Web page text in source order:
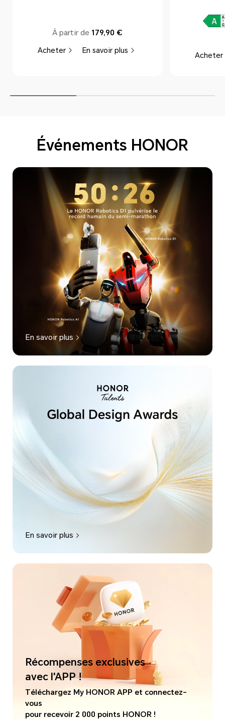
À partir de 179,90 €
Acheter En savoir plus
Acheter
Événements HONOR
En savoir plus
En savoir plus
Récompenses exclusives
avec l'APP !
Téléchargez My HONOR APP et connectez-
vous
pour recevoir 2 000 points HONOR !